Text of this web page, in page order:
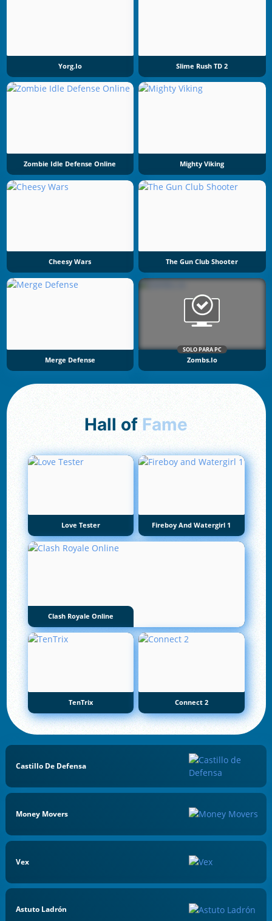
Yorg.io Slime Rush TD 2
Zombie Idle Defense Online Mighty Viking
Cheesy Wars The Gun Club Shooter
Merge Defense
SOLO PARA PC
Zombs.io
Hall of Fame
Love Tester Fireboy And Watergirl 1
Clash Royale Online
TenTrix Connect 2
Castillo De Defensa
Money Movers
Vex
Astuto Ladrón